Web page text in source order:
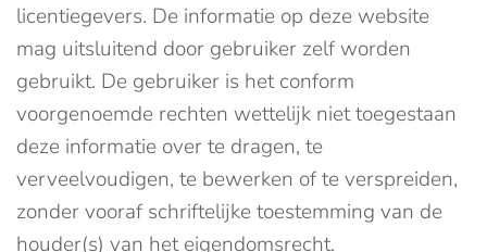
licentiegevers. De informatie op deze website
mag uitsluitend door gebruiker zelf worden
gebruikt. De gebruiker is het conform
voorgenoemde rechten wettelijk niet toegestaan
deze informatie over te dragen, te
verveelvoudigen, te bewerken of te verspreiden,
zonder vooraf schriftelijke toestemming van de
houder(s) van het eigendomsrecht.